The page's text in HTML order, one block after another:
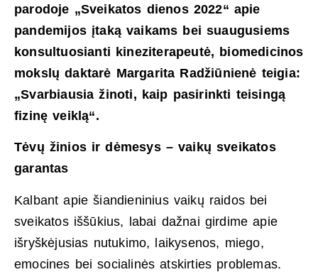
parodoje „Sveikatos dienos 2022“ apie
pandemijos įtaką vaikams bei suaugusiems
konsultuosianti kineziterapeutė, biomedicinos
mokslų daktarė Margarita Radžiūnienė teigia:
„Svarbiausia žinoti, kaip pasirinkti teisingą
fizinę veiklą“.
Tėvų žinios ir dėmesys – vaikų sveikatos
garantas
Kalbant apie šiandieninius vaikų raidos bei
sveikatos iššūkius, labai dažnai girdime apie
išryškėjusias nutukimo, laikysenos, miego,
emocines bei socialinės atskirties problemas.